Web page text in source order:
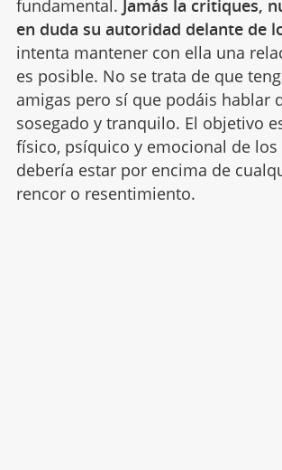
fundamental. Jamás la critiques,
en duda su autoridad delante de
intenta mantener con ella una
es posible. No se trata de que
amigas pero sí que podáis hablar
sosegado y tranquilo. El objetivo
físico, psíquico y emocional de los
debería estar por encima de
rencor o resentimiento.